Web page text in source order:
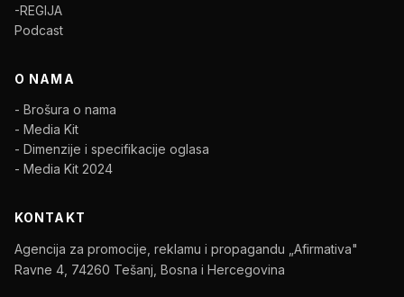
-REGIJA
Podcast
O NAMA
- Brošura o nama
- Media Kit
- Dimenzije i specifikacije oglasa
- Media Kit 2024
KONTAKT
Agencija za promocije, reklamu i propagandu „Afirmativa"
Ravne 4, 74260 Tešanj, Bosna i Hercegovina